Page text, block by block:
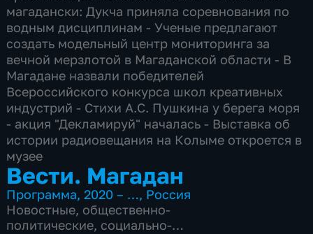
магадански: Дукча приняла соревнования по
водным дисциплинам - Ученые предлагают
создать модельный центр мониторинга за
вечной мерзлотой в Магаданской области - В
Магадане назвали победителей
Всероссийского конкурса школ креативных
индустрий - Стихи А.С. Пушкина у берега моря
- акция "Декламируй" началась - Выставка об
истории радиовещания на Колыме откроется в
музее
Вести. Магадан
Программа,2020 – …, Россия
Новостные, общественно-
политические, социально-